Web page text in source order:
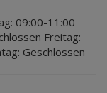
09:00-11:00
Freitag:
Geschlossen